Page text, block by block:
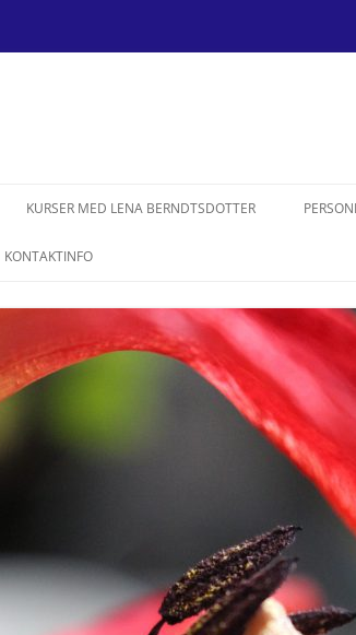
till
KURSER MED LENA BERNDTSDOTTER
KONTAKTINFO